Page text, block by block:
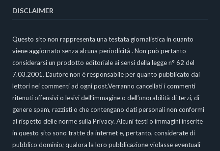
DISCLAIMER
Questo sito non rappresenta una testata giornalistica in quanto
viene aggiornato senza alcuna periodicità . Non può pertanto
considerarsi un prodotto editoriale ai sensi della legge n° 62 del
7.03.2001. L'autore non è responsabile per quanto pubblicato dai
lettori nei commenti ad ogni post.Verranno cancellati i commenti
ritenuti offensivi o lesivi dell’immagine o dell’onorabilità di terzi, di
genere spam, razzisti o che contengano dati personali non conformi
al rispetto delle norme sulla Privacy. Alcuni testi o immagini inserite
in questo sito sono tratte da internet e, pertanto, considerate di
pubblico dominio; qualora la loro pubblicazione violasse eventuali